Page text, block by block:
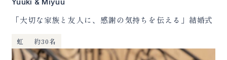
Yuuki & Miyuu
「大切な家族と友人に、感謝の気持ちを伝える」結婚式
虹 約30名